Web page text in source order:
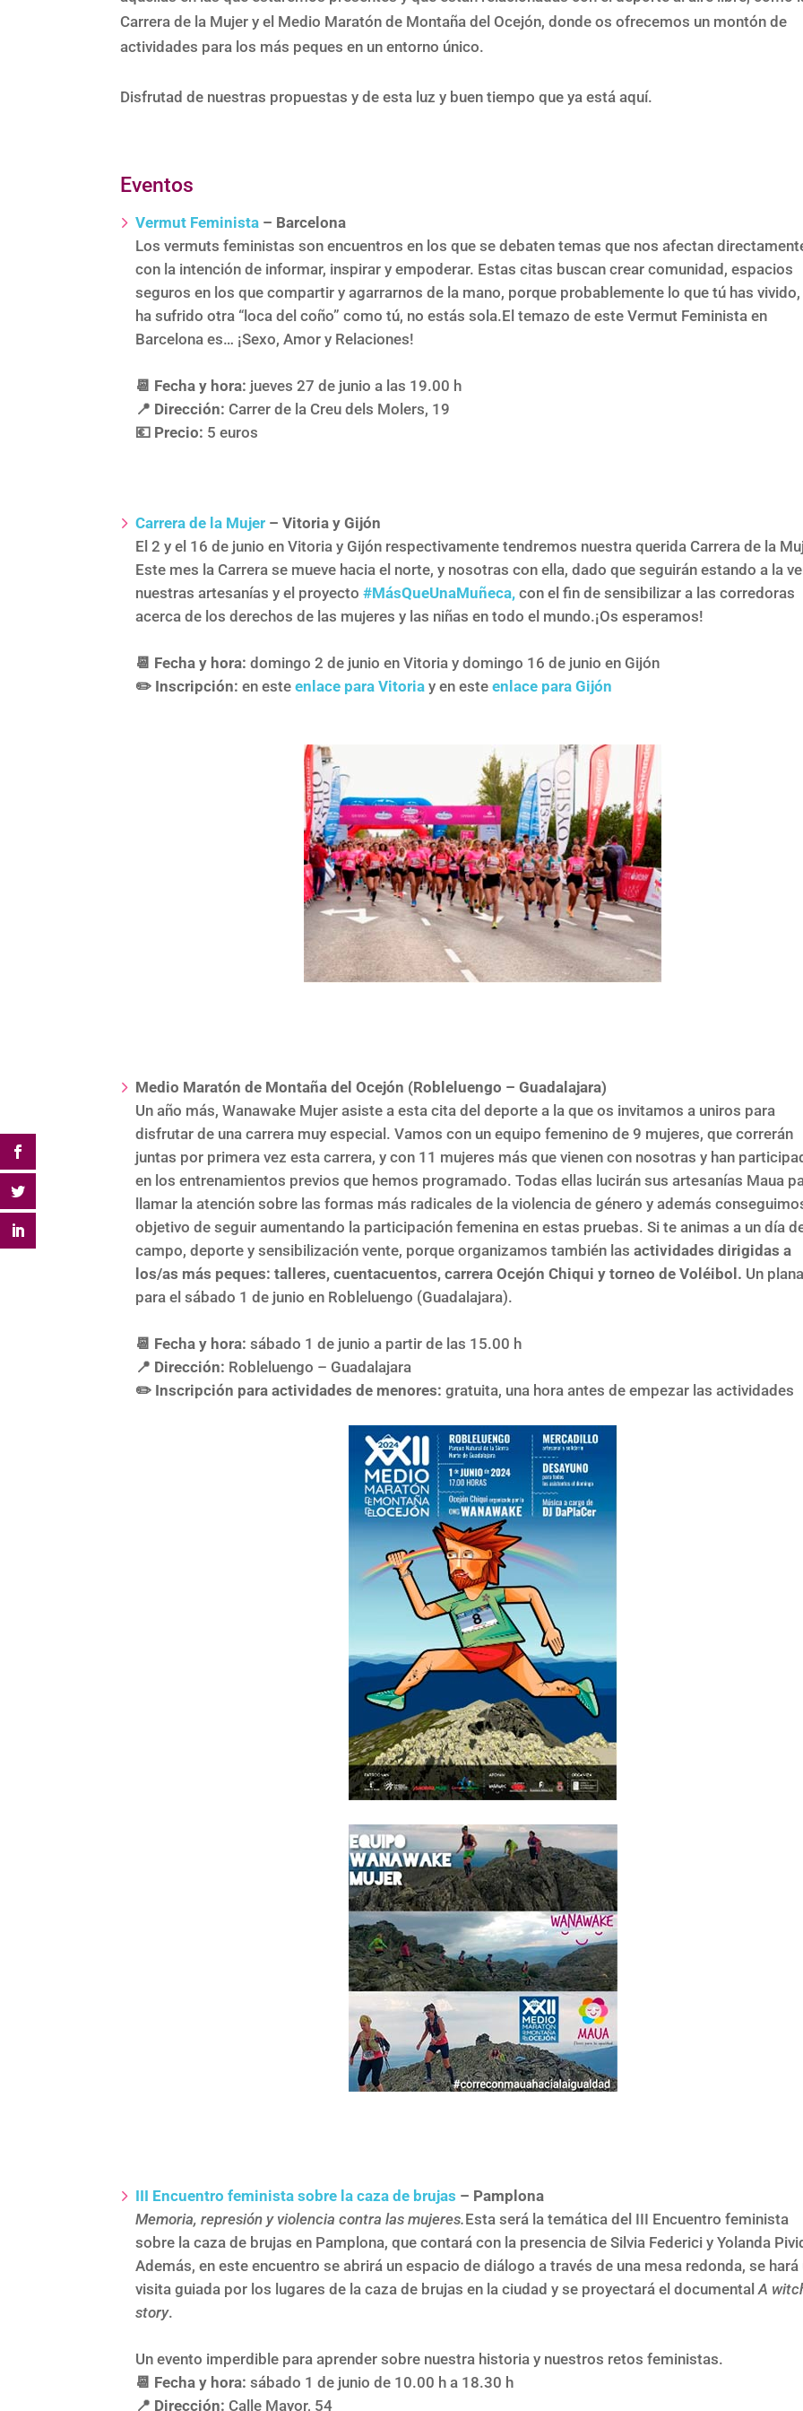
Carrera de la Mujer y el Medio Maratón de Montaña del Ocejón, donde os ofrecemos un montón de
actividades para los más peques en un entorno único.
Disfrutad de nuestras propuestas y de esta luz y buen tiempo que ya está aquí.
Eventos
Vermut Feminista – Barcelona
Los vermuts feministas son encuentros en los que se debaten temas que nos afectan
con la intención de informar, inspirar y empoderar. Estas citas buscan crear comunidad, espacios
seguros en los que compartir y agarrarnos de la mano, porque probablemente lo que tú has vivido,
ha sufrido otra “loca del coño” como tú, no estás sola.El temazo de este Vermut Feminista en
Barcelona es… ¡Sexo, Amor y Relaciones!
📆 Fecha y hora: jueves 27 de junio a las 19.00 h
📍 Dirección: Carrer de la Creu dels Molers, 19
💶 Precio: 5 euros
Carrera de la Mujer – Vitoria y Gijón
El 2 y el 16 de junio en Vitoria y Gijón respectivamente tendremos nuestra querida Carrera de la
Este mes la Carrera se mueve hacia el norte, y nosotras con ella, dado que seguirán estando a la
nuestras artesanías y el proyecto#MásQueUnaMuñeca, con el fin de sensibilizar a las corredoras
acerca de los derechos de las mujeres y las niñas en todo el mundo.¡Os esperamos!
📆 Fecha y hora:domingo 2 de junio en Vitoria y domingo 16 de junio en Gijón
✏️ Inscripción:en esteenlace para Vitoria y en este enlace para Gijón
Medio Maratón de Montaña del Ocejón (Robleluengo – Guadalajara)
Un año más, Wanawake Mujer asiste a esta cita del deporte a la que os invitamos a uniros para
disfrutar de una carrera muy especial. Vamos con un equipo femenino de 9 mujeres, que correrán
juntas por primera vez esta carrera, y con 11 mujeres más que vienen con nosotras y han
en los entrenamientos previos que hemos programado. Todas ellas lucirán sus artesanías Maua
llamar la atención sobre las formas más radicales de la violencia de género y además
objetivo de seguir aumentando la participación femenina en estas pruebas. Si te animas a un día
campo, deporte y sensibilización vente, porque organizamos también lasactividades dirigidas a
los/as más peques: talleres, cuentacuentos, carrera Ocejón Chiqui y torneo de Voléibol. Un
para el sábado 1 de junio en Robleluengo (Guadalajara).
📆 Fecha y hora:sábado 1 de junio a partir de las 15.00 h
📍 Dirección: Robleluengo – Guadalajara
✏️ Inscripción para actividades de menores:gratuita, una hora antes de empezar las actividades
III Encuentro feminista sobre la caza de brujas – Pamplona
Memoria, represión y violencia contra las mujeres.Esta será la temática del III Encuentro feminista
sobre la caza de brujas en Pamplona, que contará con la presencia de Silvia Federici y Yolanda
Además, en este encuentro se abrirá un espacio de diálogo a través de una mesa redonda, se hará
visita guiada por los lugares de la caza de brujas en la ciudad y se proyectará el documentalA
story.
Un evento imperdible para aprender sobre nuestra historia y nuestros retos feministas.
📆 Fecha y hora:sábado 1 de junio de 10.00 h a 18.30 h
📍 Dirección: Calle Mayor, 54